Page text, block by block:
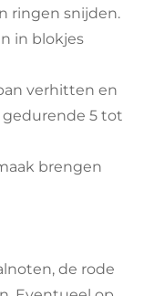
ringen snijden.
in blokjes
verhitten en
5 tot
brengen
de rode